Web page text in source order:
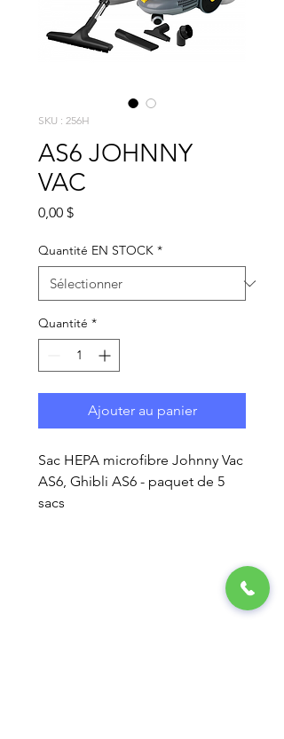
SKU : 256H
AS6 JOHNNY
VAC
0,00 $Prix
Quantité EN STOCK *
Quantité *
Ajouter au panier
Sac HEPA microfibre Johnny Vac
AS6, Ghibli AS6 - paquet de 5
sacs